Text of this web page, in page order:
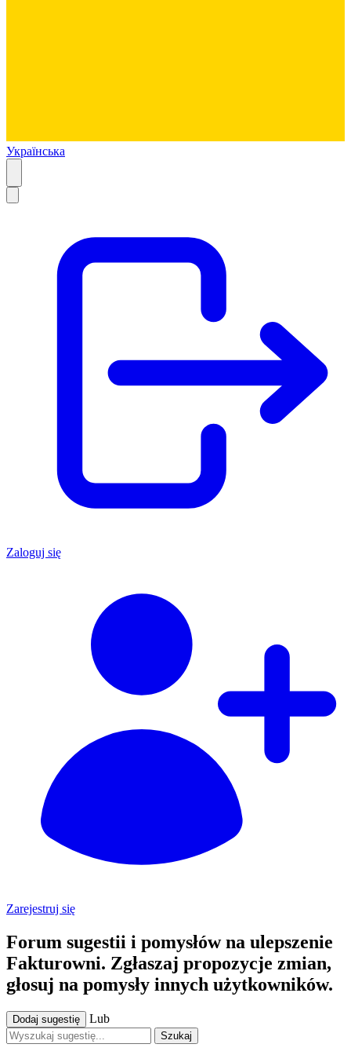
Українська
Zaloguj się
Zarejestruj się
Forum sugestii i pomysłów na ulepszenie
Fakturowni. Zgłaszaj propozycje zmian,
głosuj na pomysły innych użytkowników.
Dodaj sugestię Lub
Szukaj